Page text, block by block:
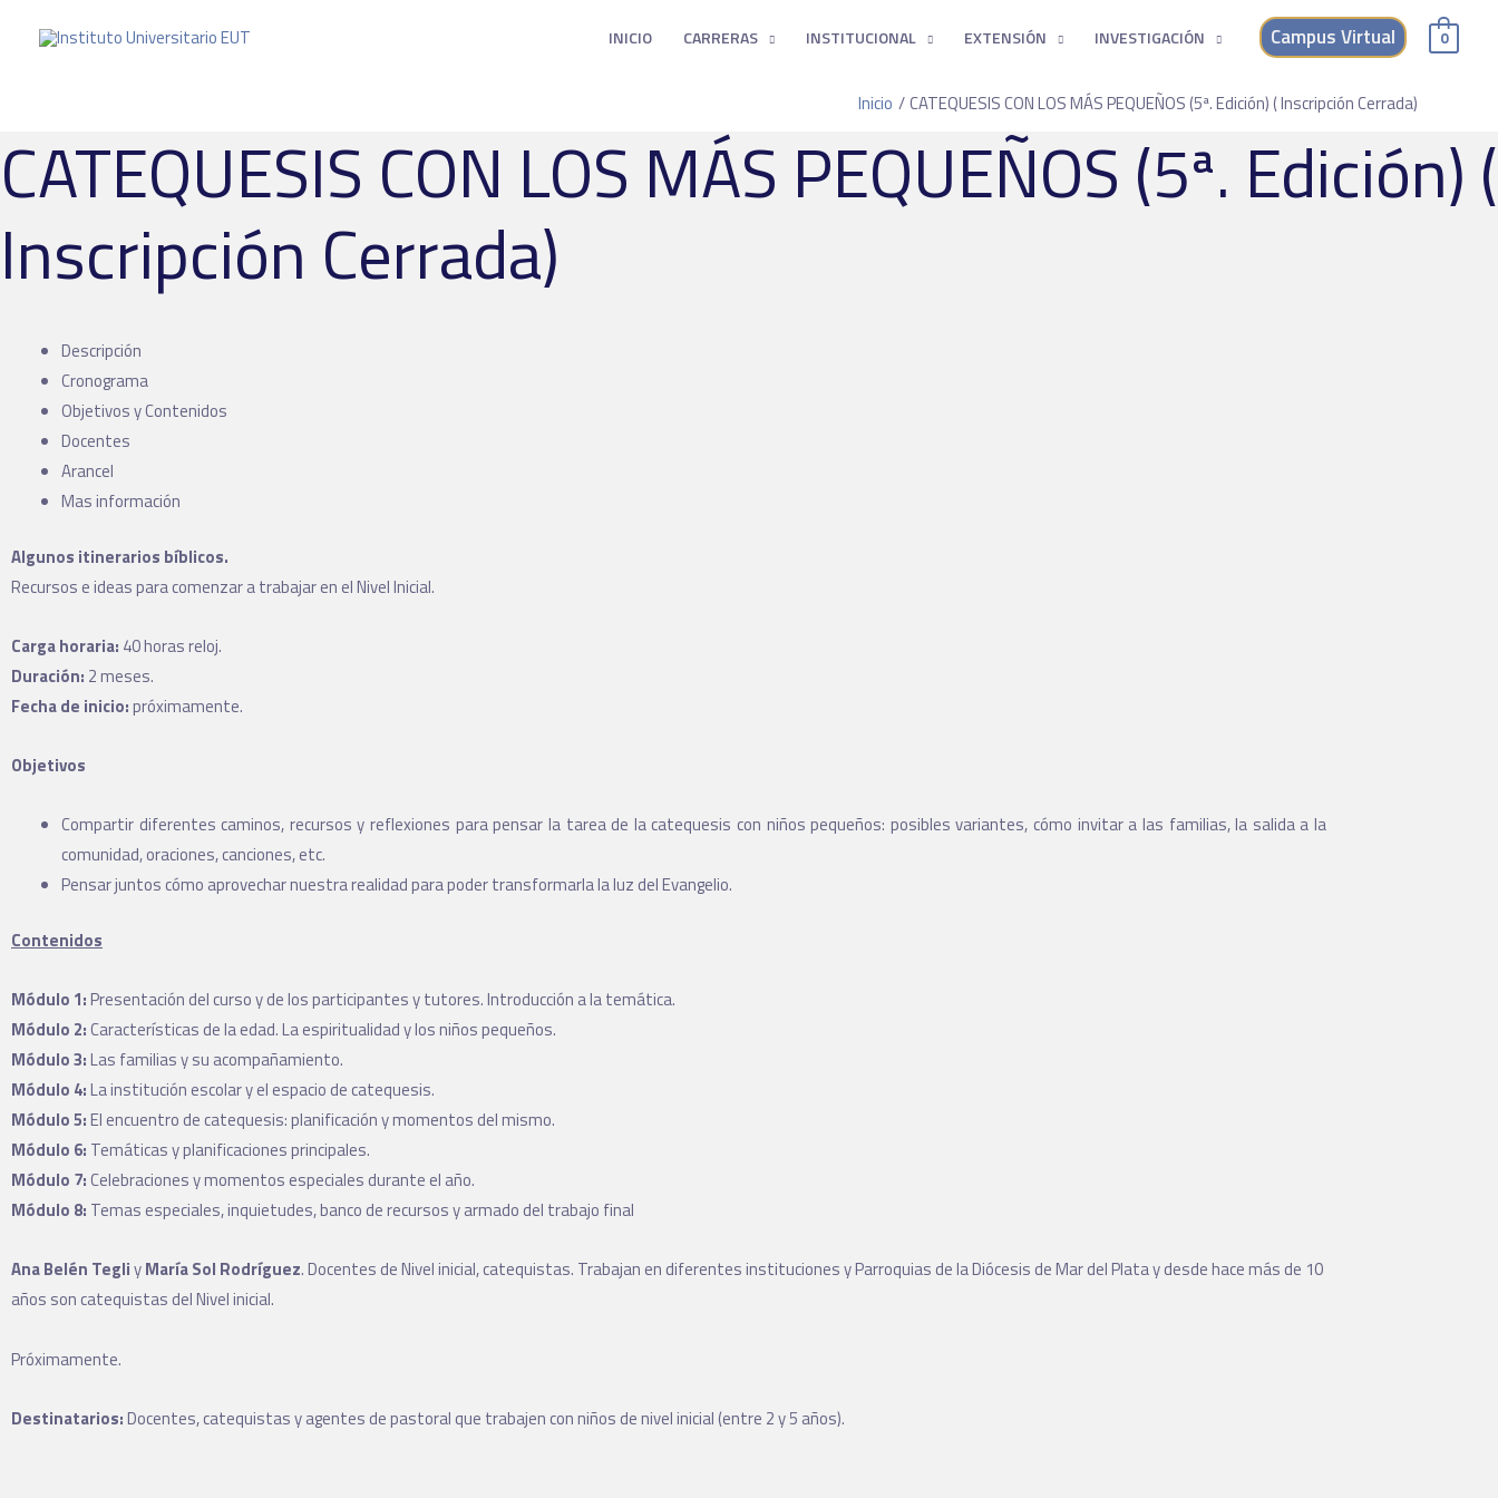
INICIO CARRERAS INSTITUCIONAL EXTENSIÓN INVESTIGACIÓN Campus Virtual 0
Inicio CATEQUESIS CON LOS MÁS PEQUEÑOS (5ª. Edición) ( Inscripción Cerrada)
CATEQUESIS CON LOS MÁS PEQUEÑOS (5ª. Edición) (
Inscripción Cerrada)
Descripción
Cronograma
Objetivos y Contenidos
Docentes
Arancel
Mas información
Algunos itinerarios bíblicos.
Recursos e ideas para comenzar a trabajar en el Nivel Inicial.
Carga horaria: 40 horas reloj.
Duración: 2 meses.
Fecha de inicio:próximamente.
Objetivos
Compartir diferentes caminos, recursos y reflexiones para pensar la tarea de la catequesis con niños pequeños: posibles variantes, cómo invitar a las familias, la salida a la
comunidad, oraciones, canciones, etc.
Pensar juntos cómo aprovechar nuestra realidad para poder transformarla la luz del Evangelio.
Contenidos
Módulo 1:Presentación del curso y de los participantes y tutores. Introducción a la temática.
Módulo 2:Características de la edad. La espiritualidad y los niños pequeños.
Módulo 3:Las familias y su acompañamiento.
Módulo 4:La institución escolar y el espacio de catequesis.
Módulo 5:El encuentro de catequesis: planificación y momentos del mismo.
Módulo 6: Temáticas y planificaciones principales.
Módulo 7:Celebraciones y momentos especiales durante el año.
Módulo 8: Temas especiales, inquietudes, banco de recursos y armado del trabajo final
Ana Belén TegliyMaría Sol Rodríguez. Docentes de Nivel inicial, catequistas. Trabajan en diferentes instituciones y Parroquias de la Diócesis de Mar del Plata y desde hace más de 10
años son catequistas del Nivel inicial.
Próximamente.
Destinatarios:Docentes, catequistas y agentes de pastoral que trabajen con niños de nivel inicial (entre 2 y 5 años).